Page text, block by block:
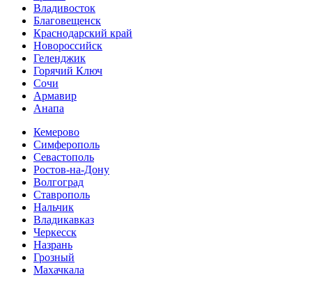
Владивосток
Благовещенск
Краснодарский край
Новороссийск
Геленджик
Горячий Ключ
Сочи
Армавир
Анапа
Кемерово
Симферополь
Севастополь
Ростов-на-Дону
Волгоград
Ставрополь
Нальчик
Владикавказ
Черкесск
Назрань
Грозный
Махачкала